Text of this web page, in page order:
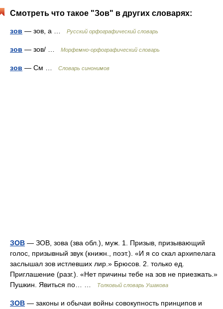
Смотреть что такое "Зов" в других словарях:
зов — зов, а … Русский орфографический словарь
зов — зов/ … Морфемно-орфографический словарь
зов — См … Словарь синонимов
ЗОВ — ЗОВ, зова (зва обл.), муж. 1. Призыв, призывающий
голос, призывный звук (книжн., поэт.). «И я со скал архипелага
заслышал зов истлевших лир.» Брюсов. 2. только ед.
Приглашение (разг.). «Нет причины тебе на зов не приезжать.»
Пушкин. Явиться по… …
Толковый словарь Ушакова
ЗОВ — законы и обычаи войны совокупность принципов и